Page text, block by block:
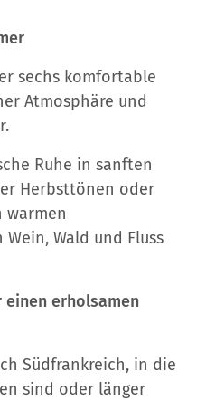
sechs komfortable
Atmosphäre und
Ruhe in sanften
Herbsttönen oder
warmen
Wald und Fluss
einen erholsamen
Südfrankreich, in die
sind oder länger